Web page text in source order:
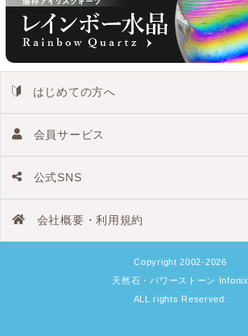
はじめての方へ
会員サービス
公式SNS
会社概要・利用規約
Copyright 2002-2026
天然石・パワーストーン Infonix
ALL rights Reserved.